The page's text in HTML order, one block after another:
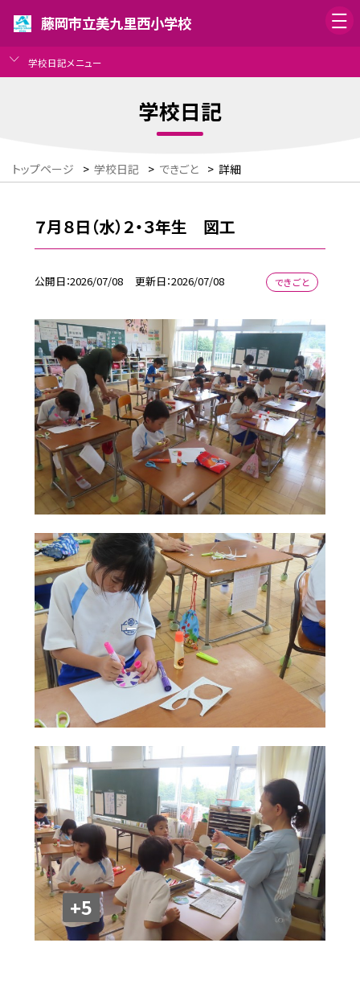
藤岡市立美九里西小学校
学校日記メニュー
学校日記
トップページ > 学校日記 > できごと > 詳細
７月８日（水）２・３年生 図工
公開日 2026/07/08 更新日 2026/07/08 できごと
+5